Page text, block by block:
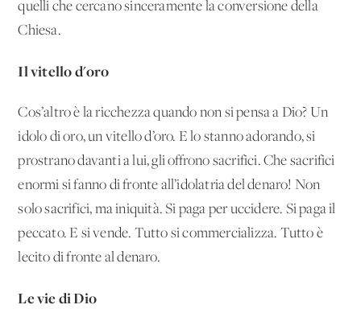
quelli che cercano sinceramente la conversione della
Chiesa.
Il vitello d'oro
Cos’altro è la ricchezza quando non si pensa a Dio? Un
idolo di oro, un vitello d’oro. E lo stanno adorando, si
prostrano davanti a lui, gli offrono sacrifici. Che sacrifici
enormi si fanno di fronte all’idolatria del denaro! Non
solo sacrifici, ma iniquità. Si paga per uccidere. Si paga il
peccato. E si vende. Tutto si commercializza. Tutto è
lecito di fronte al denaro.
Le vie di Dio